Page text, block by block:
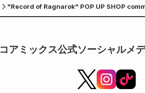
"Record of Ragnarok" POP UP SHOP
Kikuya di Sendai dal 18 ottobre
コアミックス公式ソーシャルメ